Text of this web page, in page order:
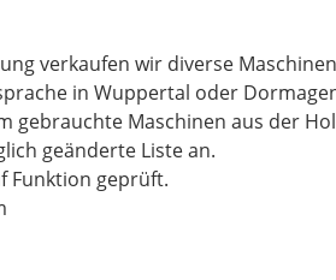
verkaufen wir diverse
in Wuppertal oder
gebrauchte Maschinen aus der
geänderte Liste an.
Funktion geprüft.